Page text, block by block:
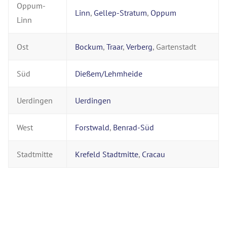
Oppum-
Linn
Linn, Gellep-Stratum, Oppum
Ost Bockum, Traar, Verberg, Gartenstadt
Süd Dießem/Lehmheide
Uerdingen Uerdingen
West Forstwald, Benrad-Süd
Stadtmitte Krefeld Stadtmitte, Cracau